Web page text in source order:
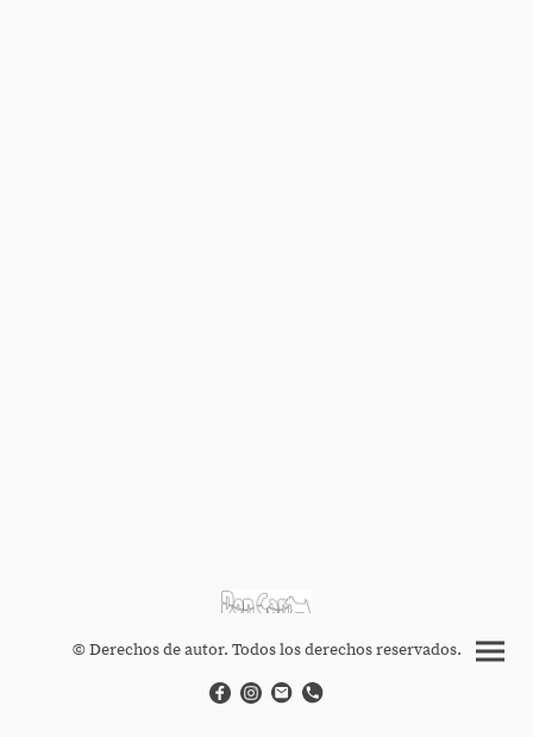
© Derechos de autor. Todos los derechos reservados.